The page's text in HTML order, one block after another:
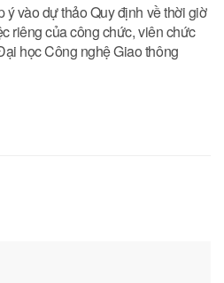
vào dự thảo Quy định về thời giờ
riêng của công chức, viên chức
học Công nghệ Giao thông